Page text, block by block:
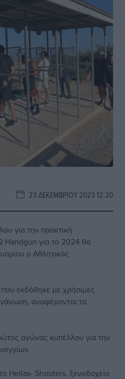
23 ΔΕΚΕΜΒΡΊΟΥ 2023 12:20
για την πρακτική
Handgun για το 2024 θα
ο Αθλητικός
εκδόθηκε με χρήσιμες
αναφέρονται τα
αγώνας κυπέλλου για την
Hellas- Shooters, ξενοδοχείο